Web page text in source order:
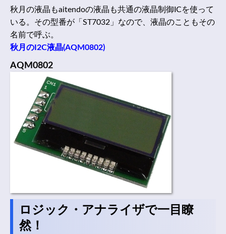
秋月の液晶もaitendoの液晶も共通の液晶制御ICを使って
いる。その型番が「ST7032」なので、液晶のこともその
名前で呼ぶ。
秋月のI2C液晶(AQM0802)
AQM0802
ロジック・アナライザで一目瞭
然！